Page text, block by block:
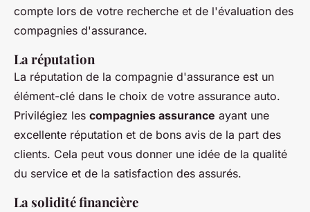
compte lors de votre recherche et de l'évaluation des
compagnies d'assurance.
La réputation
La réputation de la compagnie d'assurance est un
élément-clé dans le choix de votre assurance auto.
Privilégiez les compagnies assurance ayant une
excellente réputation et de bons avis de la part des
clients. Cela peut vous donner une idée de la qualité
du service et de la satisfaction des assurés.
La solidité financière